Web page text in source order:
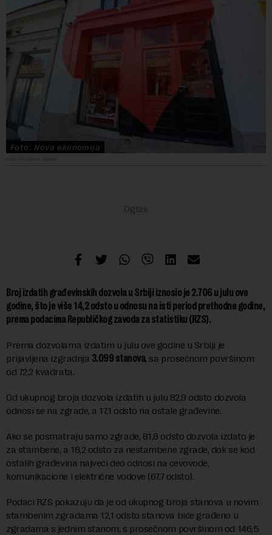
Foto: Nova ekonomija
Broj izdatih građevinskih dozvola u Srbiji iznosio je 2.706 u julu ove
godine, što je više 14,2 odsto u odnosu na isti period prethodne godine,
prema podacima Republičkog zavoda za statistiku (RZS).
Prema dozvolama izdatim u julu ove godine u Srbiji je
prijavljena izgradnja 3.099 stanova, sa prosečnom površinom
od 72,2 kvadrata.
Od ukupnog broja dozvola izdatih u julu 82,9 odsto dozvola
odnosi se na zgrade, a 17,1 odsto na ostale građevine.
Ako se posmatraju samo zgrade, 81,8 odsto dozvola izdato je
za stambene, a 18,2 odsto za nestambene zgrade, dok se kod
ostalih građevina najveći deo odnosi na cevovode,
komunikacione i električne vodove (67,7 odsto).
Podaci RZS pokazuju da je od ukupnog broja stanova u novim
stambenim zgradama 12,1 odsto stanova biće građeno u
zgradama s jednim stanom, s prosečnom površinom od 146,5